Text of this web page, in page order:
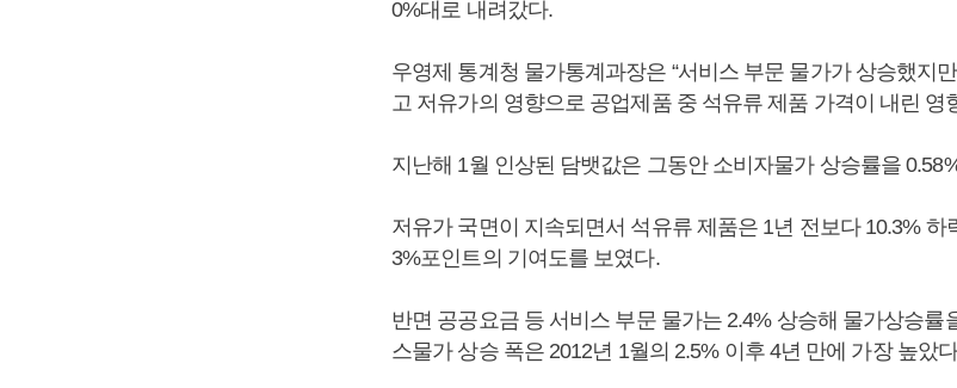
0%대로 내려갔다.
우영제 통계청 물가통계과장은 “서비스 부문 물가가 상승했지
고 저유가의 영향으로 공업제품 중 석유류 제품 가격이 내린 영
지난해 1월 인상된 담뱃값은 그동안 소비자물가 상승률을
저유가 국면이 지속되면서 석유류 제품은 1년 전보다 10.3% 하
3%포인트의 기여도를 보였다.
반면 공공요금 등 서비스 부문 물가는 2.4% 상승해 물가상승률
스물가 상승 폭은 2012년 1월의 2.5% 이후 4년 만에 가장 높았